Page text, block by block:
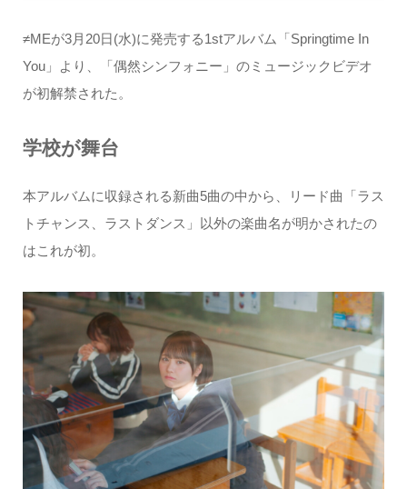
≠MEが3月20日(水)に発売する1stアルバム「Springtime In
You」より、「偶然シンフォニー」のミュージックビデオ
が初解禁された。
学校が舞台
本アルバムに収録される新曲5曲の中から、リード曲「ラス
トチャンス、ラストダンス」以外の楽曲名が明かされたの
はこれが初。